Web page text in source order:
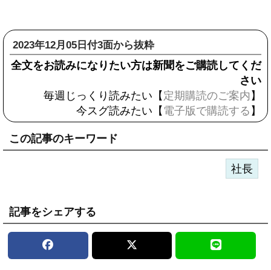
2023年12月05日付3面から抜粋
全文をお読みになりたい方は新聞をご購読してくだ
さい
毎週じっくり読みたい【 定期購読のご案内 】
今スグ読みたい【 電子版で購読する 】
この記事のキーワード
社長
記事をシェアする